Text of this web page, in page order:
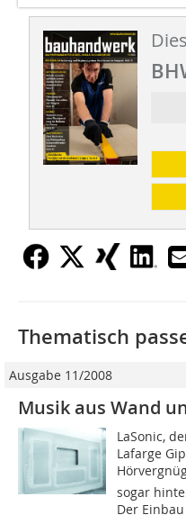
Thematisch
Ausgabe 11/2008
Musik aus Wand
LaSonic,
Lafarge
sogar
Der